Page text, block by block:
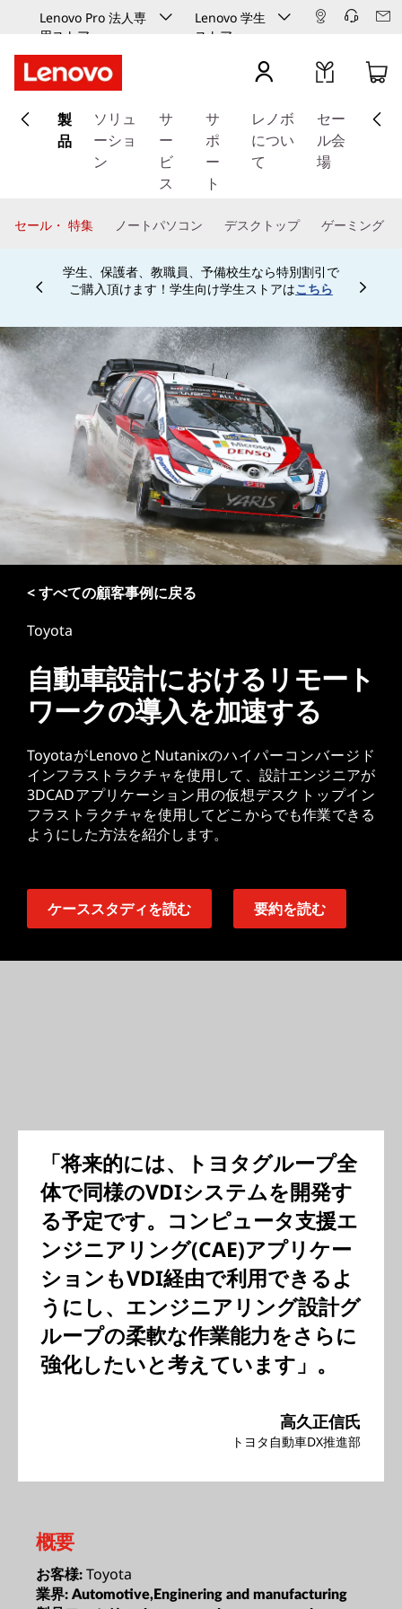
Lenovo Pro 法人専
用ストア
Lenovo 学生
ストア
イ
ン
ッ
プ
る
製
品
ソリュ
ーショ
ン
サ
ー
ビ
ス
サ
ポ
ー
ト
レノボ
につい
て
セー
ル会
場
セール・ 特集 ノートパソコン デスクトップ ゲーミング
学生、保護者、教職員、予備校生なら特別割引で
ご購入頂けます！学生向け学生ストアはこちら
Currently displaying item 4 of
< すべての顧客事例に戻る
Toyota
自動車設計におけるリモート
ワークの導入を加速する
ToyotaがLenovoとNutanixのハイパーコンバージド
インフラストラクチャを使用して、設計エンジニアが
3DCADアプリケーション用の仮想デスクトップイン
フラストラクチャを使用してどこからでも作業できる
ようにした方法を紹介します。
ケーススタディを読む 要約を読む
「将来的には、トヨタグループ全
体で同様のVDIシステムを開発す
る予定です。コンピュータ支援エ
ンジニアリング(CAE)アプリケー
ションもVDI経由で利用できるよ
うにし、エンジニアリング設計グ
ループの柔軟な作業能力をさらに
強化したいと考えています」。
高久正信氏
トヨタ自動車DX推進部
概要
お客様: Toyota
業界: Automotive,Enginering and manufacturing